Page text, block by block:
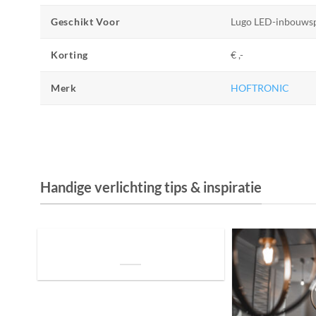
Geschikt Voor Lugo LED-
Korting € ,-
Merk HOFTRONIC
Handige verlichting tips & inspiratie